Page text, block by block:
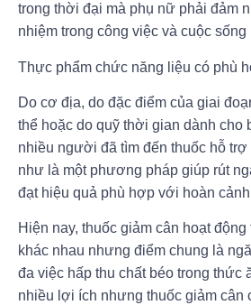
trong thời đại mà phụ nữ phải đảm
nhiệm trong công việc và cuộc
Thực phẩm chức năng liệu có phù
Do cơ địa, do đặc điểm của giai
thể hoặc do quỹ thời gian dành cho
nhiều người đã tìm đến thuốc hỗ
như là một phương pháp giúp rút
đạt hiệu quả phù hợp với hoàn
Hiện nay, thuốc giảm cân hoạt
khác nhau nhưng điểm chung là
đa việc hấp thu chất béo trong thức
nhiều lợi ích nhưng thuốc giảm cân